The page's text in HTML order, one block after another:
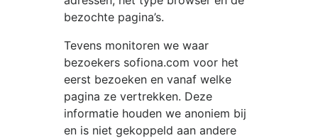
bezochte pagina’s.
Tevens monitoren we waar
bezoekers sofiona.com voor het
eerst bezoeken en vanaf welke
pagina ze vertrekken. Deze
informatie houden we anoniem bij
en is niet gekoppeld aan andere